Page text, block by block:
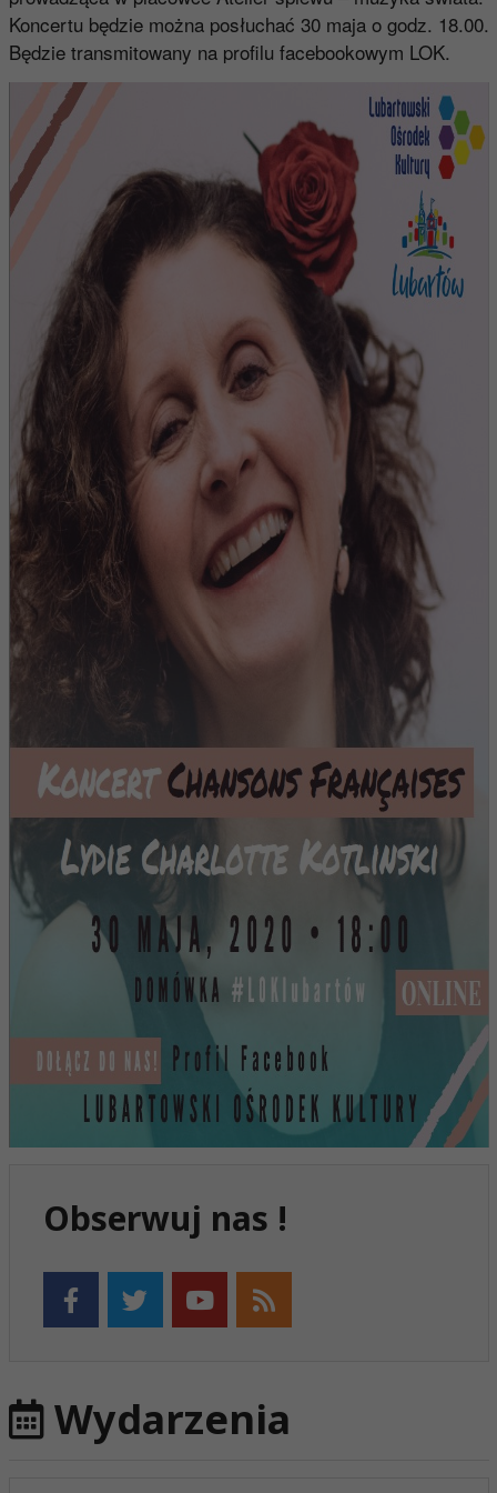
Koncertu będzie można posłuchać 30 maja o godz. 18.00.
Będzie transmitowany na profilu facebookowym LOK.
Obserwuj nas !
Wydarzenia